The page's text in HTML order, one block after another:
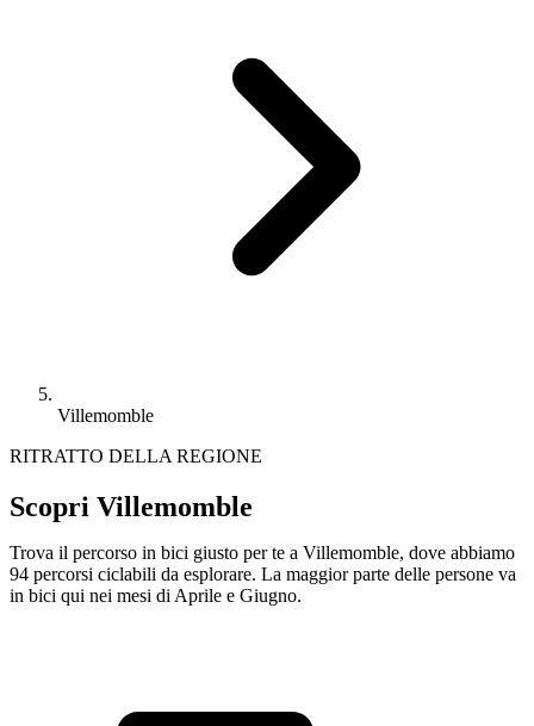
Villemomble
RITRATTO DELLA REGIONE
Scopri Villemomble
Trova il percorso in bici giusto per te a Villemomble, dove abbiamo
94 percorsi ciclabili da esplorare. La maggior parte delle persone va
in bici qui nei mesi di Aprile e Giugno.